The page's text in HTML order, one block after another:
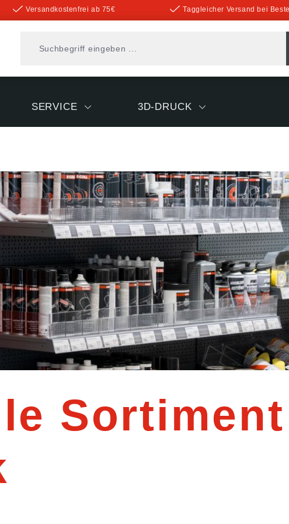
Versandkostenfrei ab 75€ Taggleicher Versand bei
SERVICE 3D-DRUCK